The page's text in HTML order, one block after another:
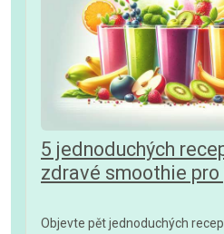
5 jednoduchých
zdravé smoothie
Objevte pět jednoduchých